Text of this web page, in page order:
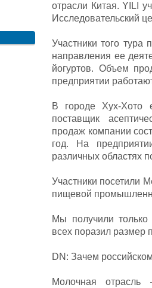
отрасли Китая. YILI
Исследовательский
Участники того тура
направления ее
йогуртов. Объем
предприятии
В городе Хух-Хото
поставщик
продаж компании
год. На
различных областях
Участники посетили
пищевой
Мы получили
всех поразил размер
DN: Зачем
Молочная